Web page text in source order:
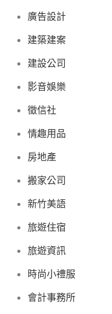
廣告設計
建築建案
建設公司
影音娛樂
徵信社
情趣用品
房地產
搬家公司
新竹美語
旅遊住宿
旅遊資訊
時尚小禮服
會計事務所